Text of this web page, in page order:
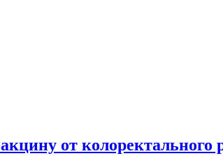
от колоректального